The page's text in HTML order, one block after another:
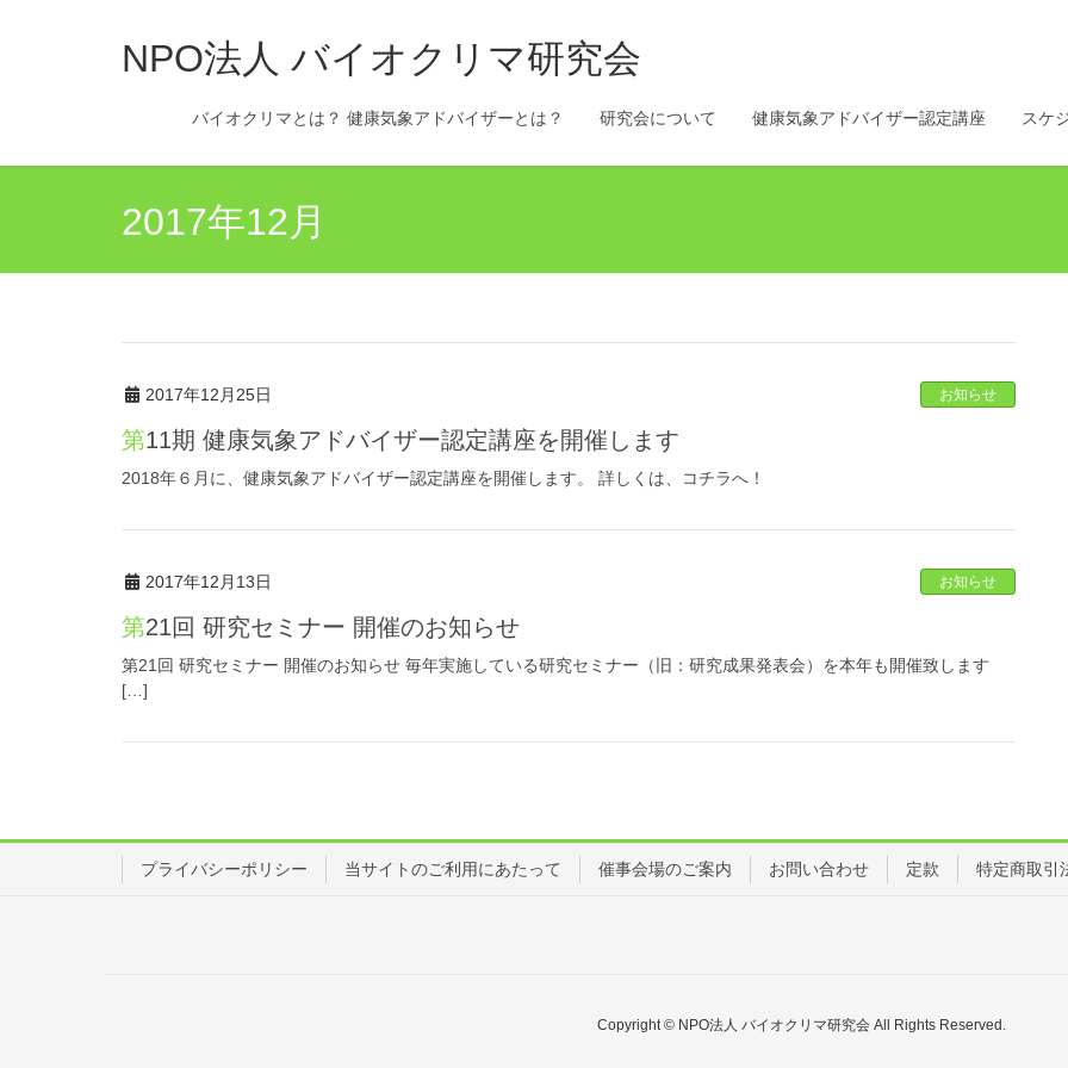
NPO法人 バイオクリマ研究会
バイオクリマとは？ 健康気象アドバイザーとは？ 研究会について 健康気象アドバイザー認定講座 スケ
2017年12月
2017年12月25日 お知らせ
第11期 健康気象アドバイザー認定講座を開催します
2018年６月に、健康気象アドバイザー認定講座を開催します。 詳しくは、コチラへ！
2017年12月13日 お知らせ
第21回 研究セミナー 開催のお知らせ
第21回 研究セミナー 開催のお知らせ 毎年実施している研究セミナー（旧：研究成果発表会）を本年も開催致します
[…]
プライバシーポリシー 当サイトのご利用にあたって 催事会場のご案内 お問い合わせ 定款 特定商取引
Copyright © NPO法人 バイオクリマ研究会 All Rights Reserved.